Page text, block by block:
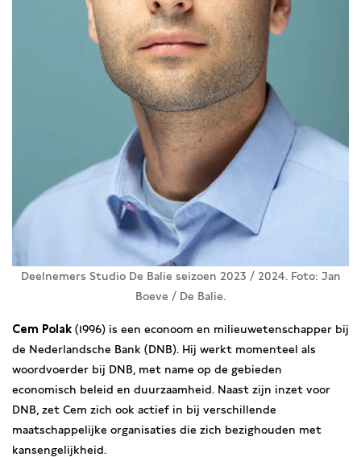
Deelnemers Studio De Balie seizoen 2023 / 2024. Foto: Jan
Boeve / De Balie.
Cem Polak (1996) is een econoom en milieuwetenschapper bij
de Nederlandsche Bank (DNB). Hij werkt momenteel als
woordvoerder bij DNB, met name op de gebieden
economisch beleid en duurzaamheid. Naast zijn inzet voor
DNB, zet Cem zich ook actief in bij verschillende
maatschappelijke organisaties die zich bezighouden met
kansengelijkheid.